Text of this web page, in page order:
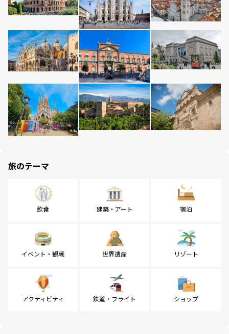
旅のテーマ
飲食 建築・アート 宿泊
イベント・観戦 世界遺産 リゾート
アクティビティ 鉄道・フライト ショップ